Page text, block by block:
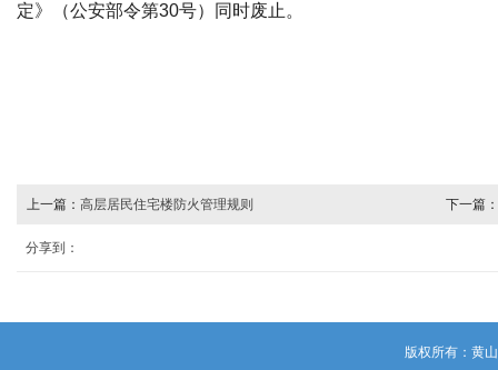
定》（公安部令第30号）同时废止。
上一篇： 高层居民住宅楼防火管理规则 下一篇：
分享到：
版权所有：